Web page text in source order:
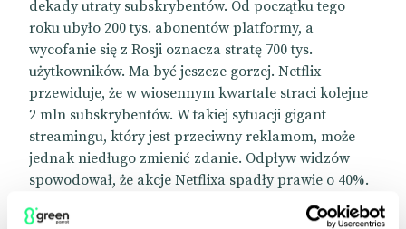
dekady utraty subskrybentów. Od początku tego
roku ubyło 200 tys. abonentów platformy, a
wycofanie się z Rosji oznacza stratę 700 tys.
użytkowników. Ma być jeszcze gorzej. Netflix
przewiduje, że w wiosennym kwartale straci kolejne
2 mln subskrybentów. W takiej sytuacji gigant
streamingu, który jest przeciwny reklamom, może
jednak niedługo zmienić zdanie. Odpływ widzów
spowodował, że akcje Netflixa spadły prawie o 40%.
Wygląda na to, że boom na platformy streamingowe
właśnie się skończył. W Wielkiej Brytanii liczba